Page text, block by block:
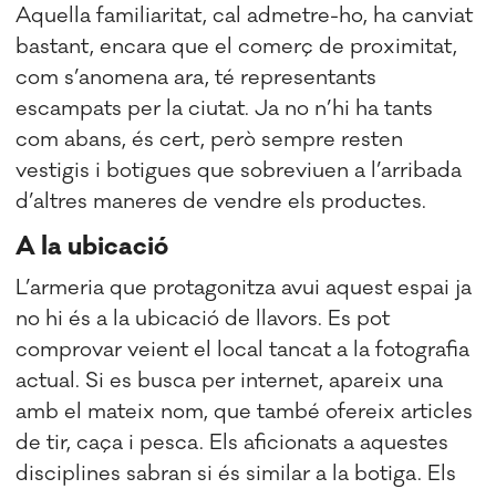
Aquella familiaritat, cal admetre-ho, ha canviat
bastant, encara que el comerç de proximitat,
com s’anomena ara, té representants
escampats per la ciutat. Ja no n’hi ha tants
com abans, és cert, però sempre resten
vestigis i botigues que sobreviuen a l’arribada
d’altres maneres de vendre els productes.
A la ubicació
L’armeria que protagonitza avui aquest espai ja
no hi és a la ubicació de llavors. Es pot
comprovar veient el local tancat a la fotografia
actual. Si es busca per internet, apareix una
amb el mateix nom, que també ofereix articles
de tir, caça i pesca. Els aficionats a aquestes
disciplines sabran si és similar a la botiga. Els